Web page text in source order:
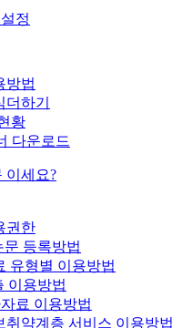
정
방법
더하기
황
다운로드
이세요?
권한
문 등록방법
유형별 이용방법
이용방법
료 이용방법
취약계층 서비스 이용방법